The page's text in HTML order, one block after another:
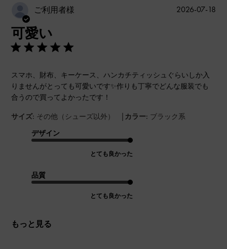
ご利用者様
可愛い
スマホ、財布、キーケース、ハンカチティッシュぐらいしか入
りませんがとっても可愛いです✨作りも丁寧でどんな服装でも
合うので買ってよかったです！
サイズ: その他（シューズ以外） | カラー: ブラック系
デザイン
とても良かった
品質
とても良かった
もっと見る
公
2026-07-18